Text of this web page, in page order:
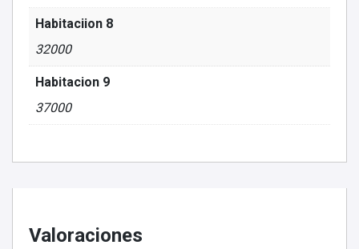
Habitaciion 8
32000
Habitacion 9
37000
Valoraciones